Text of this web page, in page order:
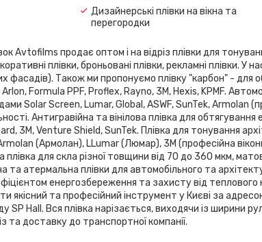
Дизайнерські плівки на вікна та
перегородки
Avtofilms продає оптом і на відріз плівки для
плівки, броньовані плівки, рекламні
фасадів). Також ми пропонуємо плівку "карбон" - для
Formula PPF, Proflex, Rayno, 3М, Hexis, KPMF.
Solar Screen, Lumar, Global, ASWF, SunTek, Armolan
Антигравійна та вінілова плівка для
3M, Venture Shield, SunTek. Плівка для тонування
(Армолан), LLumar (Люмар), 3М (професійна
для скла різної товщини від 70 до 360 мкм,
та атермальна плівки для автомобільного та
енергозбереження та захисту від
якісний та професійний інструмент у Києві за
SP Hаll. Вся плівка нарізається, виходячи із ширини
та доставку до транспортної компанії.